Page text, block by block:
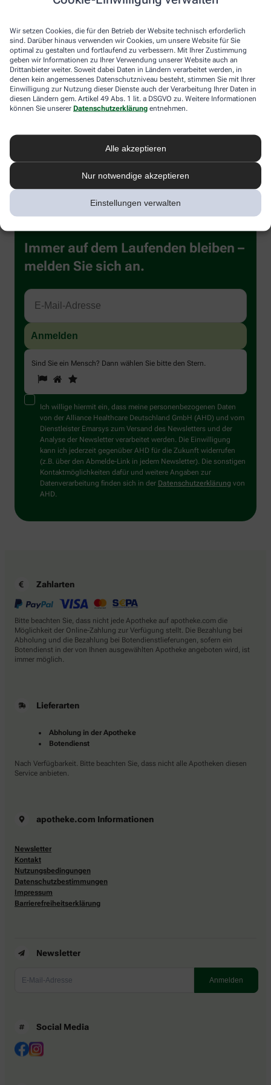
Wir setzen Cookies, die für den Betrieb der Website technisch erforderlich
sind. Darüber hinaus verwenden wir Cookies, um unsere Website für Sie
optimal zu gestalten und fortlaufend zu verbessern. Mit Ihrer Zustimmung
geben wir Informationen zu Ihrer Verwendung unserer Website auch an
Drittanbieter weiter. Soweit dabei Daten in Ländern verarbeitet werden, in
denen kein angemessenes Datenschutzniveau besteht, stimmen Sie mit Ihrer
Einwilligung zur Nutzung dieser Dienste auch der Verarbeitung Ihrer Daten in
diesen Ländern gem. Artikel 49 Abs. 1 lit. a DSGVO zu. Weitere Informationen
können Sie unserer Datenschutzerklärung entnehmen.
Alle akzeptieren
Nur notwendige akzeptieren
Einstellungen verwalten
Fladen mehrmals mit einer Gabel einstechen, mit Öl bepinseln,
stapeln und Teigstapel beiseitelegen.
Die Füllung in der Form verstreichen. Mit einem Löffel 6 Mulden in
die Füllung drücken und in jede Mulde ein rohes,
aufgeschlagenes Ei gleiten lassen. Alles mit Parmesan bestreuen
und den vorbereiteten Teigstapel auflegen. Form auf dem Rost in
den Backofen schieben.
Einschub: unteres Drittel. Backzeit: etwa 90 Min. Spinattorte auf
einem Kuchenrost etwas abkühlen lassen, dann die Springform
Immer auf dem Laufenden bleiben –
melden Sie sich an.
Sind Sie ein Mensch? Dann wählen Sie bitte den Stern.
Sind
Sie
ein
Mensch?
Dann
wählen
Sie
bitte
den
Stern.
1 2
Ich willige hiermit ein, dass meine personenbezogenen Daten
von der Alliance Healthcare Deutschland GmbH (AHD) und vom
Dienstleister Emarsys zum Versand des Newsletters und der
Analyse der Newsletter verarbeitet werden. Die Einwilligung
kann ich jederzeit gegenüber AHD für die Zukunft widerrufen
(z.B. über den Abmelde-Link in jedem Newsletter). Die sonstigen
Kontaktmöglichkeiten dafür und weitere Angaben zur
Datenverarbeitung finden sich in der Datenschutzerklärung von
AHD.
Zahlarten
Bitte beachten Sie, dass nicht jede Apotheke auf apotheke.com die
Möglichkeit der Online-Zahlung zur Verfügung stellt. Die Bezahlung bei
Abholung und die Bezahlung bei Botendienstlieferungen, sofern ein
Botendienst in der von Ihnen ausgewählten Apotheke angeboten wird, ist
immer möglich.
Lieferarten
Abholung in der Apotheke
Botendienst
Nach Verfügbarkeit. Bitte beachten Sie, dass nicht alle Apotheken diesen
Service anbieten.
apotheke.com Informationen
Newsletter
Kontakt
Nutzungsbedingungen
Datenschutzbestimmungen
Impressum
Barrierefreiheitserklärung
Newsletter
Social Media